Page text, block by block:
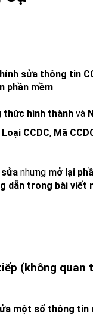
sửa thông tin
phần mềm.
thức hình thành và
Loại CCDC, Mã
nhưng mở lại
dẫn trong bài viết
(không quan
một số thông tin